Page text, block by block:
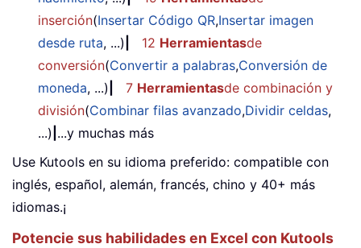
inserción(Insertar Código QR,Insertar imagen
desde ruta, ...) 12 Herramientasde
conversión(Convertir a palabras,Conversión de
moneda, ...) 7 Herramientasde combinación y
división(Combinar filas avanzado,Dividir celdas,
...) ...y muchas más
Use Kutools en su idioma preferido: compatible con
inglés, español, alemán, francés, chino y 40+ más
idiomas.¡
Potencie sus habilidades en Excel con Kutools